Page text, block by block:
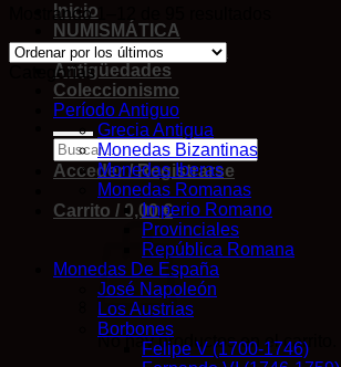
Inicio
NUMISMÁTICA
Cromos DE FUTBOL
Antigüedades
Coleccionismo
Acceder / Registrarse
Carrito / 0,00€
No hay productos en el carrito.
Mostrando 1–12 de 95 resultados
Categorías
Período Antiguo
Grecia Antigua
Monedas Bizantinas
Monedas Iberas
Monedas Romanas
Imperio Romano
Provinciales
República Romana
Monedas De España
José Napoleón
Los Austrias
Borbones
Felipe V (1700-1746)